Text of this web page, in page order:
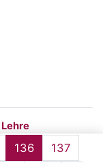
Page 135
136Page 136
137Page